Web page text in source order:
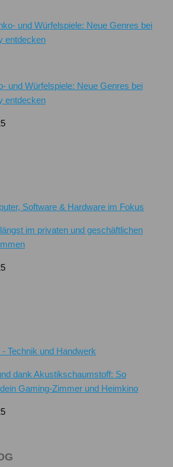
und Würfelspiele: Neue Genres bei
entdecken
Software & Hardware im Fokus
im privaten und geschäftlichen
Technik und Handwerk
dank Akustikschaumstoff: So
Gaming-Zimmer und Heimkino